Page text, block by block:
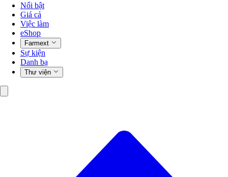
Nổi bật
Giá cả
Việc làm
eShop
Farmext
Sự kiện
Danh bạ
Thư viện